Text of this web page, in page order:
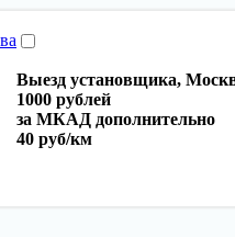
Выезд установщика,
1000 рублей
за МКАД дополнительно
40 руб/км